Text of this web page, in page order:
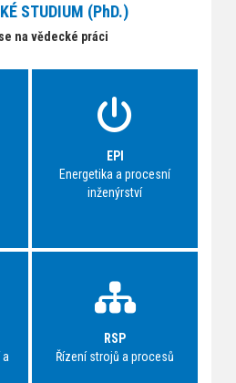
STUDIUM (PhD.)
na vědecké práci
EPI
Energetika a procesní
inženýrství
RSP
Řízení strojů a procesů